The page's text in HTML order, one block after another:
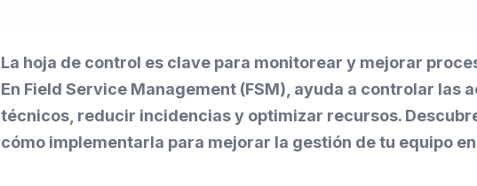
La hoja de control es clave para monitorear y mejorar
En Field Service Management (FSM), ayuda a controlar las
técnicos, reducir incidencias y optimizar recursos.
cómo implementarla para mejorar la gestión de tu equipo